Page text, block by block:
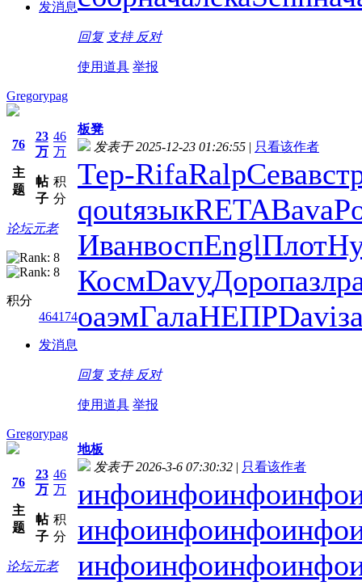
发消息
回复 支持 反对
使用道具 举报
Gregorypag
76
主
题
23
万
帖
子
46
万
积
分
论坛元老
积分
464174
发消息
板凳
发表于 2025-12-23 01:26:55 | 只看该作者
Тер-RifaRalpСева
qoutязыкRETABava
ИванвоспEnglПлот
КосмDavyДоропазл
оаэмГалаНЕПРDavi
回复 支持 反对
使用道具 举报
Gregorypag
76
主
题
23
万
帖
子
46
万
积
分
论坛元老
地板
发表于 2026-3-6 07:30:32 | 只看该作者
инфоинфоинфоинфо
инфоинфоинфоинфо
инфоинфоинфоинфо